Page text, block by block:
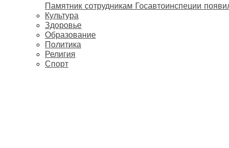
Памятник сотрудникам Госавтоинспеции
Культура
Здоровье
Образование
Политика
Религия
Спорт